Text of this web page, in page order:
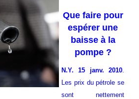
Que faire pour
espérer une
baisse à la
pompe ?
N.Y. 15 janv. 2010
Les prix du pétrole se
sont nettement